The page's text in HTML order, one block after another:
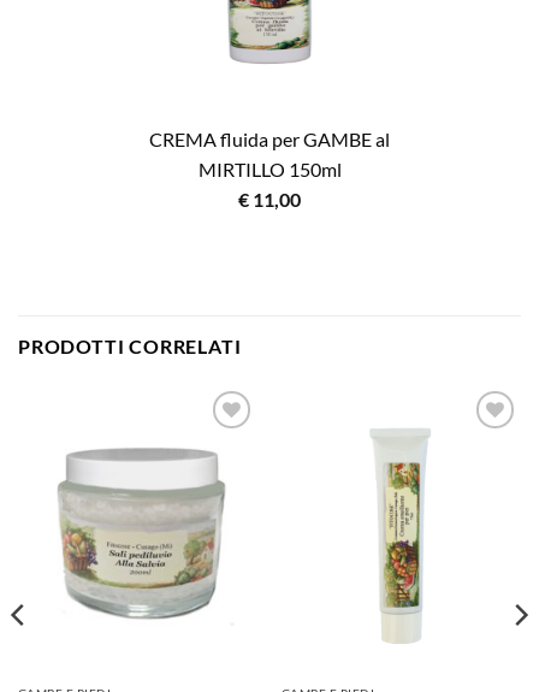
CREMA fluida per GAMBE al
MIRTILLO 150ml
€ 11,00
PRODOTTI CORRELATI